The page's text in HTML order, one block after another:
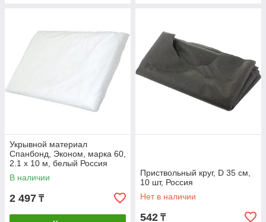
Укрывной материал
Спанбонд, Эконом, марка 60,
2.1 х 10 м, белый Россия
В наличии
2 497 ₸
Приствольный круг, D 35 см,
10 шт, Россия
Нет в наличии
542 ₸